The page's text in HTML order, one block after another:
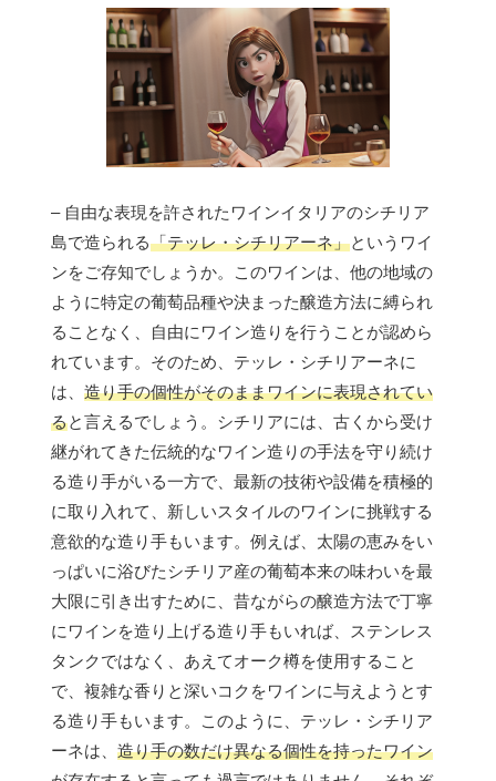
– 自由な表現を許されたワインイタリアのシチリア
島で造られる「テッレ・シチリアーネ」というワイ
ンをご存知でしょうか。このワインは、他の地域の
ように特定の葡萄品種や決まった醸造方法に縛られ
ることなく、自由にワイン造りを行うことが認めら
れています。そのため、テッレ・シチリアーネに
は、 造り手の個性がそのままワインに表現されてい
ると言えるでしょう。シチリアには、古くから受け
継がれてきた伝統的なワイン造りの手法を守り続け
る造り手がいる一方で、最新の技術や設備を積極的
に取り入れて、新しいスタイルのワインに挑戦する
意欲的な造り手もいます。例えば、太陽の恵みをい
っぱいに浴びたシチリア産の葡萄本来の味わいを最
大限に引き出すために、昔ながらの醸造方法で丁寧
にワインを造り上げる造り手もいれば、ステンレス
タンクではなく、あえてオーク樽を使用すること
で、複雑な香りと深いコクをワインに与えようとす
る造り手もいます。このように、テッレ・シチリア
ーネは、 造り手の数だけ異なる個性を持ったワイン